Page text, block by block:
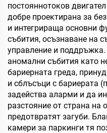
постояннотоков
добре проектирана за
и интегрираща основни
събития, осъзнаване на
управление и
аномални събития като
бариерната греда,
и сблъсъци с бариерата
задейства аларми и да
разстояние от страна на
предотвратят загуби.
камери за паркинги тя